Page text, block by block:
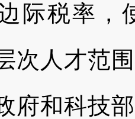
际税率，
次人才范
府和科技